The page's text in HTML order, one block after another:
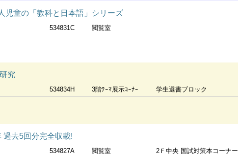
児童の「教科と日本語」シリーズ
534831C 閲覧室
究
534834H 3階ﾃｰﾏ展示ｺｰﾅｰ 学生選書ブロック
過去5回分完全収載!
534827A 閲覧室 2Ｆ中央 国試対策本コーナー